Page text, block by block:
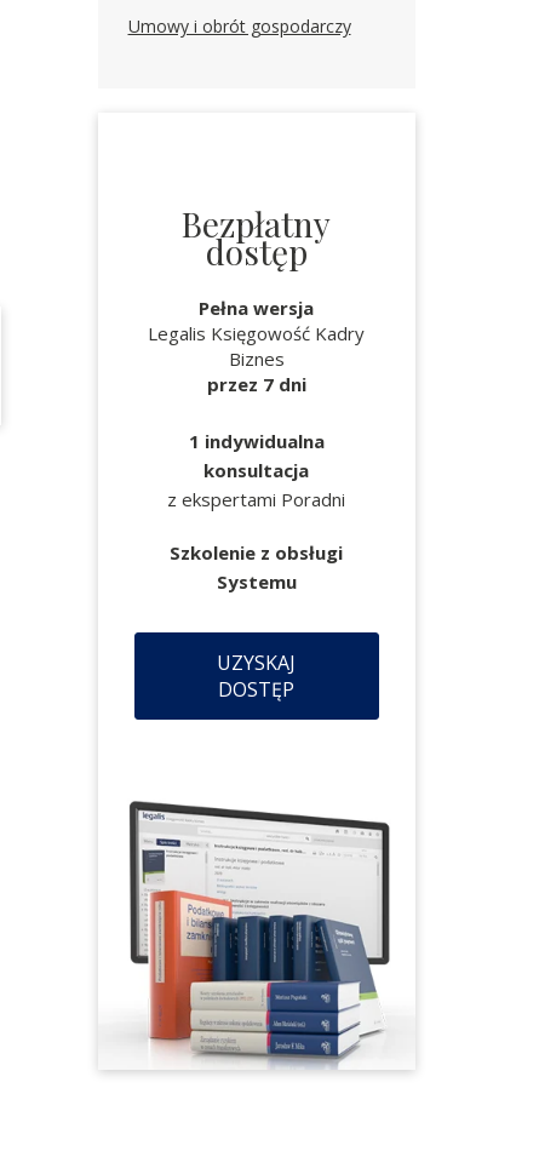
Umowy i obrót gospodarczy
Bezpłatny
dostęp
Pełna wersja
Legalis Księgowość Kadry
Biznes
przez 7 dni
1 indywidualna
konsultacja
z ekspertami Poradni
Szkolenie z obsługi
Systemu
UZYSKAJ
DOSTĘP